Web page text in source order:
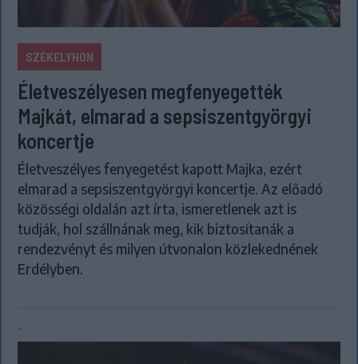
SZÉKELYHON
Életveszélyesen megfenyegették
Majkát, elmarad a sepsiszentgyörgyi
koncertje
Életveszélyes fenyegetést kapott Majka, ezért
elmarad a sepsiszentgyörgyi koncertje. Az előadó
közösségi oldalán azt írta, ismeretlenek azt is
tudják, hol szállnának meg, kik biztosítanák a
rendezvényt és milyen útvonalon közlekednének
Erdélyben.
`